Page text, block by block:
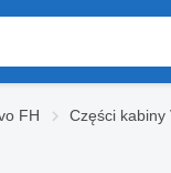
FH Części kabiny